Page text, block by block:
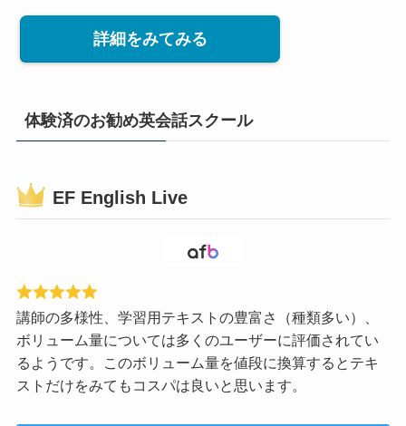
詳細をみてみる
体験済のお勧め英会話スクール
EF English Live
講師の多様性、学習用テキストの豊富さ（種類多い）、
ボリューム量については多くのユーザーに評価されてい
るようです。このボリューム量を値段に換算するとテキ
ストだけをみてもコスパは良いと思います。